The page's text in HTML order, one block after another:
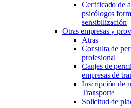
Certificado de
psicólogos
sensibilización
Otras empresas y
Atrás
Consulta de
profesional
Canjes de
empresas de
Inscripción de
Transporte
Solicitud de